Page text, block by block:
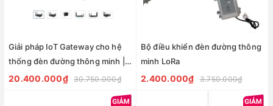
Giải pháp IoT Gateway cho hệ
thống đèn đường thông minh |
IoT Gateway UTX-3117 ZALAA
20.400.000₫ 30.750.000₫
Bộ điều khiển đèn đường thông
minh LoRa
2.400.000₫ 3.750.000₫